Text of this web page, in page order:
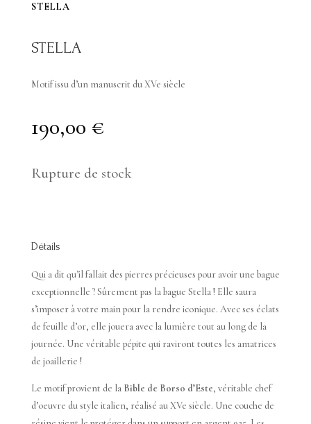
STELLA
STELLA
Motif issu d’un manuscrit du XVe siècle
190,00 €
Rupture de stock
Détails
Qui a dit qu’il fallait des pierres précieuses pour avoir une bague
exceptionnelle ? Sûrement pas la bague Stella ! Elle saura
s’imposer à votre main pour la rendre iconique. Avec ses éclats
de feuille d’or, elle jouera avec la lumière tout au long de la
journée. Une véritable pépite qui raviront toutes les amatrices
de joaillerie !
Le motif provient de la Bible de Borso d’Este, véritable chef
d’oeuvre du style italien, réalisé au XVe siècle. Une couche de